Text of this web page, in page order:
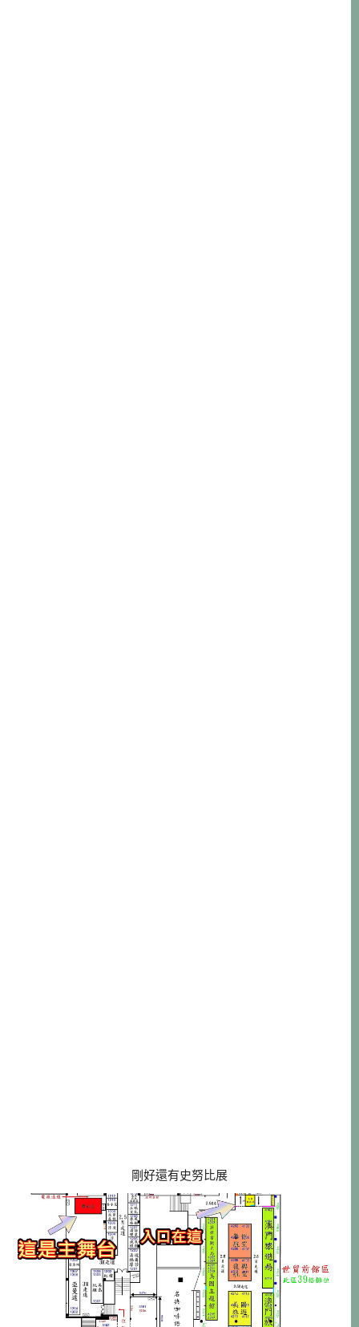
剛好還有史努比展